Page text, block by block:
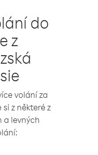
do
z
volání za
z některé z
a levných